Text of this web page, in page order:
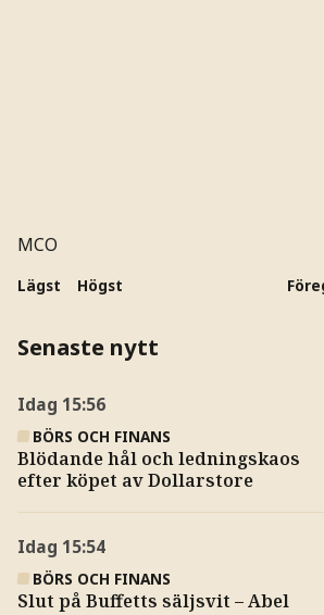
MCO
Lägst Högst
Senaste nytt
Idag 15:56
BÖRS OCH FINANS
Blödande hål och ledningskaos
efter köpet av Dollarstore
Idag 15:54
BÖRS OCH FINANS
Slut på Buffetts säljsvit – Abel